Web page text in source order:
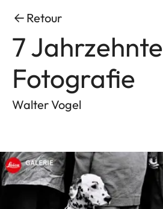
Retour
7 Jahrzehnte
Fotografie
Walter Vogel